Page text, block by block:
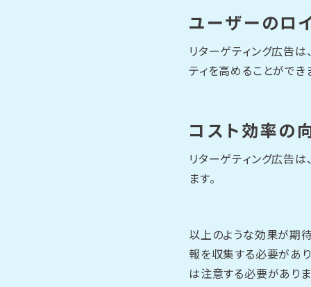
ユーザーのロ
リターゲティング広告
ティを高めることができ
コスト効率の
リターゲティング広告
ます。
以上のような効果が期
報を収集する必要があ
は注意する必要がありま